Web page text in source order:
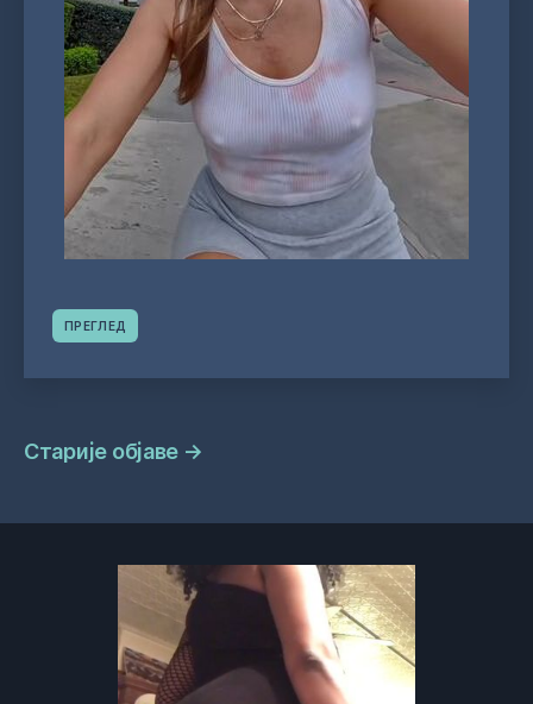
ПРЕГЛЕД
Навигација
Старије објаве →